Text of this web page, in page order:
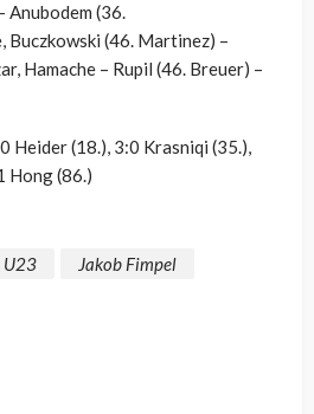
Anubodem (36.
, Buczkowski (46. Martinez) –
, Hamache – Rupil (46. Breuer) –
Heider (18.), 3:0 Krasniqi (35.),
Hong(86.)
U23
Jakob Fimpel